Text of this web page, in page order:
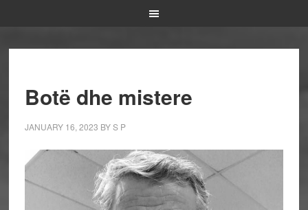
Botë dhe mistere
JANUARY 16, 2023 BYS P